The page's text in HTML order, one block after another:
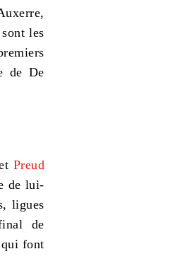
les
de De
Preud
de lui-
ligues
de
font